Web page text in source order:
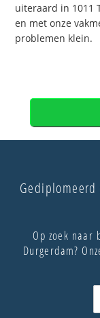
uiteraard in 1011
en met onze
problemen klein.
Gediplomeerd
Op zoek naar
Durgerdam?